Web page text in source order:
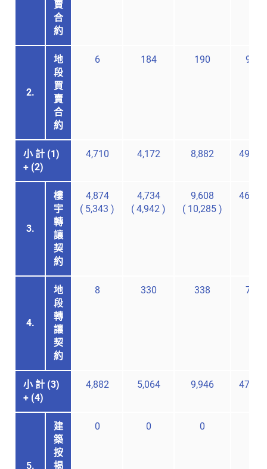
賣
合
約
2.
地
段
買
賣
合
約
6 184 190 969
小 計 (1)
+ (2)
4,710 4,172 8,882 49,244
3.
樓
宇
轉
讓
契
約
4,874
( 5,343 )
4,734
( 4,942 )
9,608
( 10,285 )
46,366
4.
地
段
轉
讓
契
約
8 330 338 729
小 計 (3)
+ (4)
4,882 5,064 9,946 47,095
5.
建
築
按
揭
0 0 0